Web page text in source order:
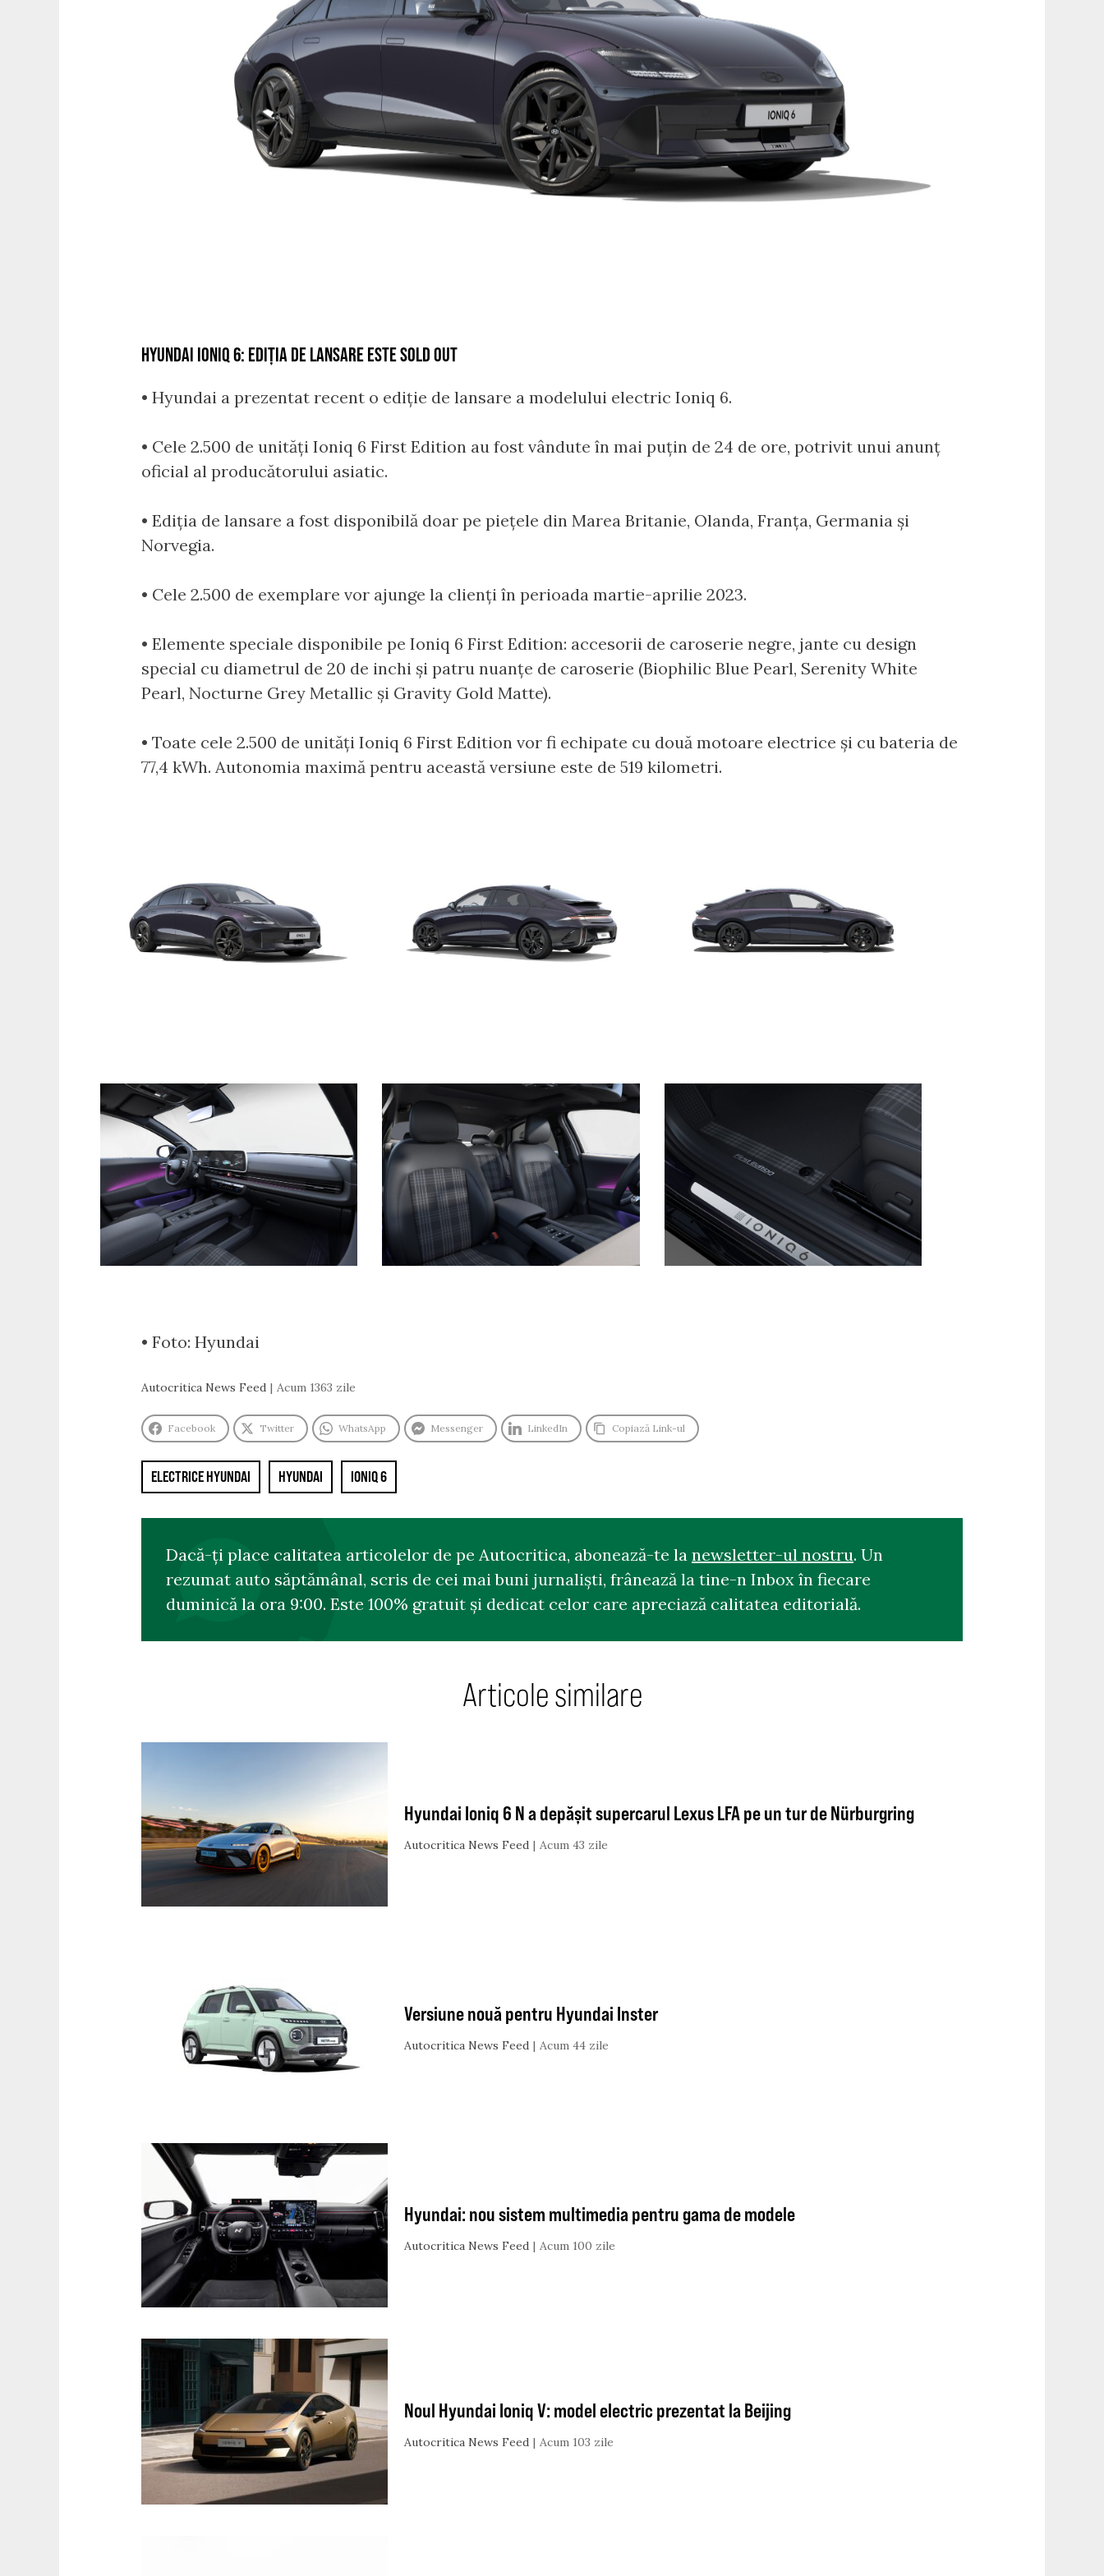
HYUNDAI IONIQ 6: EDIȚIA DE LANSARE ESTE SOLD OUT
• Hyundai a prezentat recent o ediție de lansare a modelului electric Ioniq 6.
• Cele 2.500 de unități Ioniq 6 First Edition au fost vândute în mai puțin de 24 de ore, potrivit unui anunț
oficial al producătorului asiatic.
• Ediția de lansare a fost disponibilă doar pe piețele din Marea Britanie, Olanda, Franța, Germania și
Norvegia.
• Cele 2.500 de exemplare vor ajunge la clienți în perioada martie-aprilie 2023.
• Elemente speciale disponibile pe Ioniq 6 First Edition: accesorii de caroserie negre, jante cu design
special cu diametrul de 20 de inchi și patru nuanțe de caroserie (Biophilic Blue Pearl, Serenity White
Pearl, Nocturne Grey Metallic și Gravity Gold Matte).
• Toate cele 2.500 de unități Ioniq 6 First Edition vor fi echipate cu două motoare electrice și cu bateria de
77,4 kWh. Autonomia maximă pentru această versiune este de 519 kilometri.
• Foto: Hyundai
Autocritica News Feed Acum 1363 zile
Facebook Twitter WhatsApp Messenger LinkedIn Copiază Link-ul
ELECTRICE HYUNDAI HYUNDAI IONIQ 6
Dacă-ți place calitatea articolelor de pe Autocritica, abonează-te la newsletter-ul nostru. Un
rezumat auto săptămânal, scris de cei mai buni jurnaliști, frânează la tine-n Inbox în fiecare
duminică la ora 9:00. Este 100% gratuit și dedicat celor care apreciază calitatea editorială.
Articole similare
Hyundai Ioniq 6 N a depășit supercarul Lexus LFA pe un tur de Nürburgring
Autocritica News Feed Acum 43 zile
Versiune nouă pentru Hyundai Inster
Autocritica News Feed Acum 44 zile
Hyundai: nou sistem multimedia pentru gama de modele
Autocritica News Feed Acum 100 zile
Noul Hyundai Ioniq V: model electric prezentat la Beijing
Autocritica News Feed Acum 103 zile